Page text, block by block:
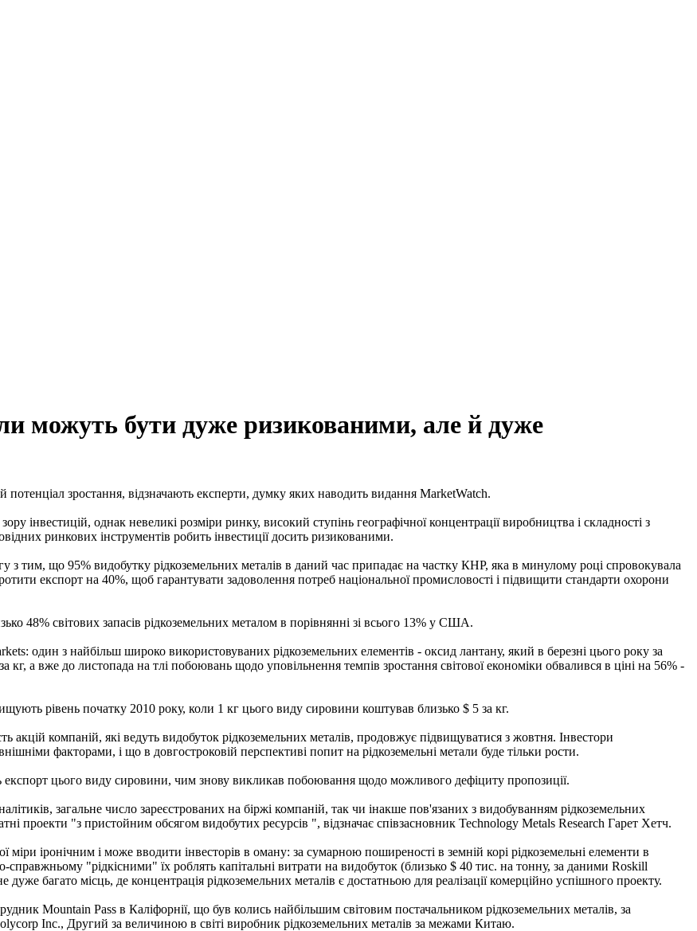
можуть бути дуже ризикованими, але й дуже
потенціал зростання, відзначають експерти, думку яких наводить видання MarketWatch.
інвестицій, однак невеликі розміри ринку, високий ступінь географічної концентрації виробництва і складності з
ринкових інструментів робить інвестиції досить ризикованими.
з тим, що 95% видобутку рідкоземельних металів в даний час припадає на частку КНР, яка в минулому році спровокувала
експорт на 40%, щоб гарантувати задоволення потреб національної промисловості і підвищити стандарти охорони
48% світових запасів рідкоземельних металом в порівнянні зі всього 13% у США.
один з найбільш широко використовуваних рідкоземельних елементів - оксид лантану, який в березні цього року за
а вже до листопада на тлі побоювань щодо уповільнення темпів зростання світової економіки обвалився в ціні на 56% -
рівень початку 2010 року, коли 1 кг цього виду сировини коштував близько $ 5 за кг.
компаній, які ведуть видобуток рідкоземельних металів, продовжує підвищуватися з жовтня. Інвестори
факторами, і що в довгостроковій перспективі попит на рідкоземельні метали буде тільки рости.
цього виду сировини, чим знову викликав побоювання щодо можливого дефіциту пропозиції.
загальне число зареєстрованих на біржі компаній, так чи інакше пов'язаних з видобуванням рідкоземельних
проекти "з пристойним обсягом видобутих ресурсів ", відзначає співзасновник Technology Metals Research Гарет Хетч.
міри іронічним і може вводити інвесторів в оману: за сумарною поширеності в земній корі рідкоземельні елементи в
справжньому "рідкісними" їх роблять капітальні витрати на видобуток (близько $ 40 тис. на тонну, за даними Roskill
багато місць, де концентрація рідкоземельних металів є достатньою для реалізації комерційно успішного проекту.
Mountain Pass в Каліфорнії, що був колись найбільшим світовим постачальником рідкоземельних металів, за
Inc., Другий за величиною в світі виробник рідкоземельних металів за межами Китаю.